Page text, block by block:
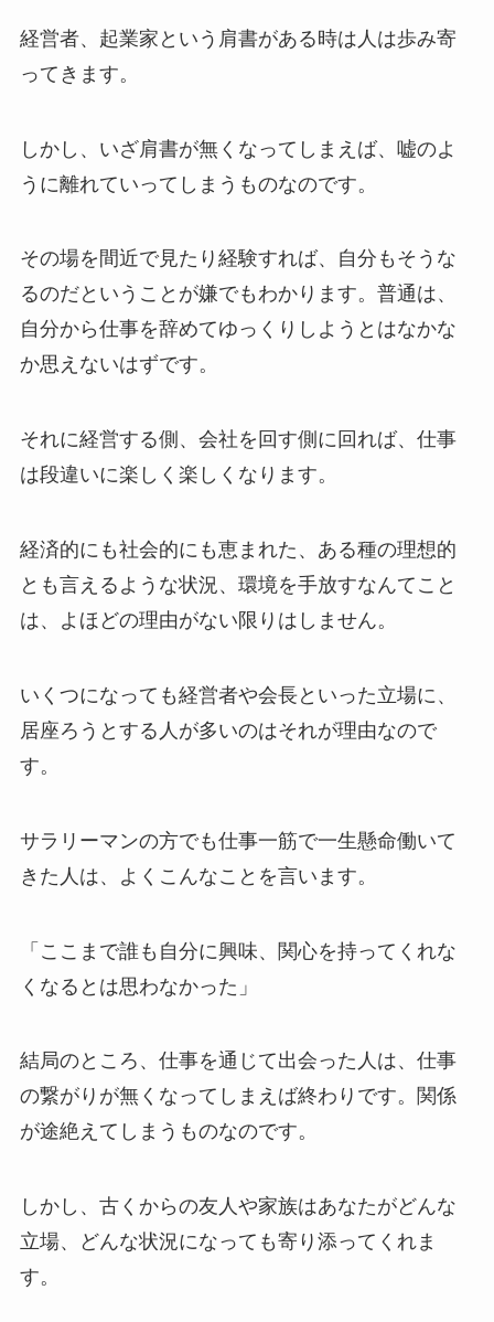
経営者、起業家という肩書がある時は人は歩み寄
ってきます。
しかし、いざ肩書が無くなってしまえば、嘘のよ
うに離れていってしまうものなのです。
その場を間近で見たり経験すれば、自分もそうな
るのだということが嫌でもわかります。普通は、
自分から仕事を辞めてゆっくりしようとはなかな
か思えないはずです。
それに経営する側、会社を回す側に回れば、仕事
は段違いに楽しく楽しくなります。
経済的にも社会的にも恵まれた、ある種の理想的
とも言えるような状況、環境を手放すなんてこと
は、よほどの理由がない限りはしません。
いくつになっても経営者や会長といった立場に、
居座ろうとする人が多いのはそれが理由なので
す。
サラリーマンの方でも仕事一筋で一生懸命働いて
きた人は、よくこんなことを言います。
「ここまで誰も自分に興味、関心を持ってくれな
くなるとは思わなかった」
結局のところ、仕事を通じて出会った人は、仕事
の繋がりが無くなってしまえば終わりです。関係
が途絶えてしまうものなのです。
しかし、古くからの友人や家族はあなたがどんな
立場、どんな状況になっても寄り添ってくれま
す。